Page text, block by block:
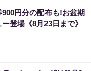
900円分の配布も!お盆期
登場《8月23日まで》